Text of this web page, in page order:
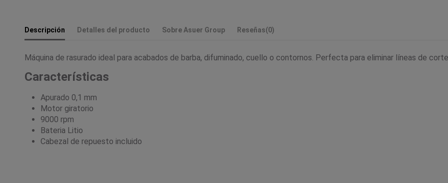
Descripción Detalles del producto Sobre Asuer Group Reseñas(0)
Máquina de rasurado ideal para acabados de barba, difuminado, cuello o contornos. Perfecta para eliminar líneas de
Características
Apurado 0,1 mm
Motor giratorio
9000 rpm
Bateria Litio
Cabezal de repuesto incluido